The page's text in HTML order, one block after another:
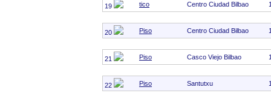
19 tico Centro Ciudad Bilbao
20 Piso Centro Ciudad Bilbao
21 Piso Casco Viejo Bilbao
22 Piso Santutxu